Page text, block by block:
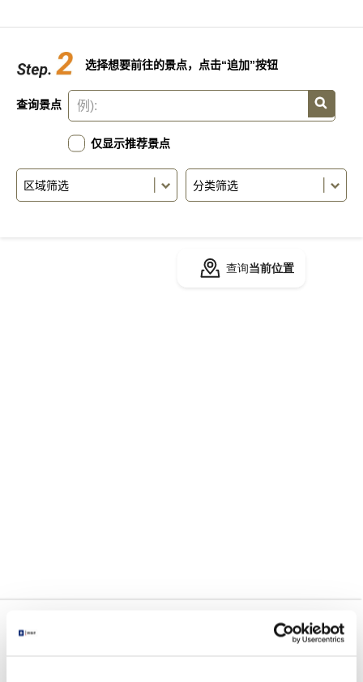
选择想要前往的景点，点击“追加”按钮
查询景点
仅显示推荐景点
开始制定旅程！